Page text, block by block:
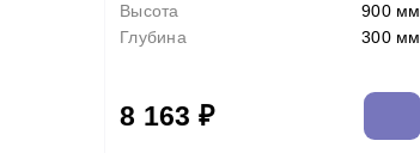
Высота
900 мм
Глубина
300 мм
8 163 ₽